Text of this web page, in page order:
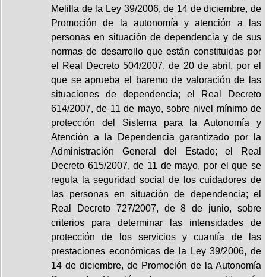
Melilla de la Ley 39/2006, de 14 de diciembre, de
Promoción de la autonomía y atención a las
personas en situación de dependencia y de sus
normas de desarrollo que están constituidas por
el Real Decreto 504/2007, de 20 de abril, por el
que se aprueba el baremo de valoración de las
situaciones de dependencia; el Real Decreto
614/2007, de 11 de mayo, sobre nivel mínimo de
protección del Sistema para la Autonomía y
Atención a la Dependencia garantizado por la
Administración General del Estado; el Real
Decreto 615/2007, de 11 de mayo, por el que se
regula la seguridad social de los cuidadores de
las personas en situación de dependencia; el
Real Decreto 727/2007, de 8 de junio, sobre
criterios para determinar las intensidades de
protección de los servicios y cuantía de las
prestaciones económicas de la Ley 39/2006, de
14 de diciembre, de Promoción de la Autonomía